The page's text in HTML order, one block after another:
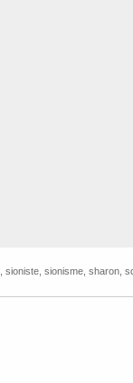
sioniste, sionisme, sharon,